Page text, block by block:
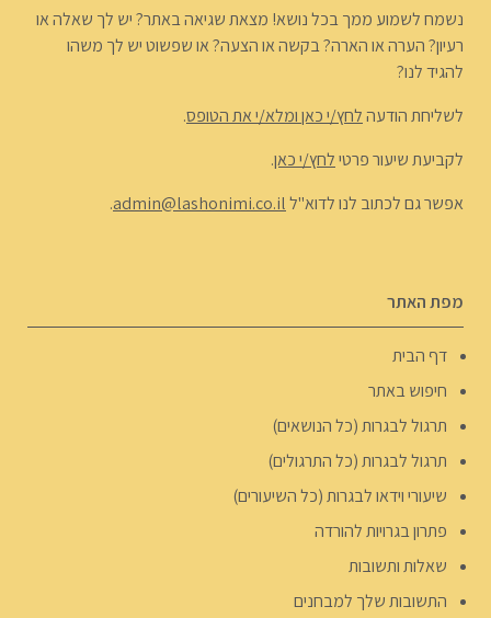
נשמח לשמוע ממך בכל נושא! מצאת שגיאה באתר? יש לך שאלה או
רעיון? הערה או הארה? בקשה או הצעה? או שפשוט יש לך משהו
להגיד לנו?
לשליחת הודעהלחץ/י כאן ומלא/י את הטופס.
לקביעת שיעור פרטילחץ/י כאן.
אפשר גם לכתוב לנו לדוא"לadmin@lashonimi.co.il
.
מפת האתר
דף הבית
חיפוש באתר
תרגול לבגרות (כל הנושאים)
תרגול לבגרות (כל התרגולים)
שיעורי וידאו לבגרות (כל השיעורים)
פתרון בגרויות להורדה
שאלות ותשובות
התשובות שלך למבחנים